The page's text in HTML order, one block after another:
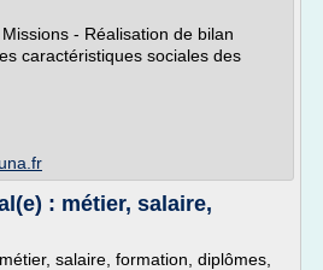
- Réalisation de bilan
caractéristiques sociales des
: métier, salaire,
salaire, formation, diplômes,